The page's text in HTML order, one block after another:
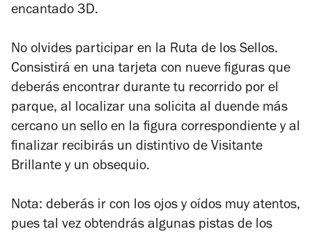
encantado 3D.
No olvides participar en la Ruta de los Sellos.
Consistirá en una tarjeta con nueve figuras que
deberás encontrar durante tu recorrido por el
parque, al localizar una solicita al duende más
cercano un sello en la figura correspondiente y al
finalizar recibirás un distintivo de Visitante
Brillante y un obsequio.
Nota: deberás ir con los ojos y oídos muy atentos,
pues tal vez obtendrás algunas pistas de los